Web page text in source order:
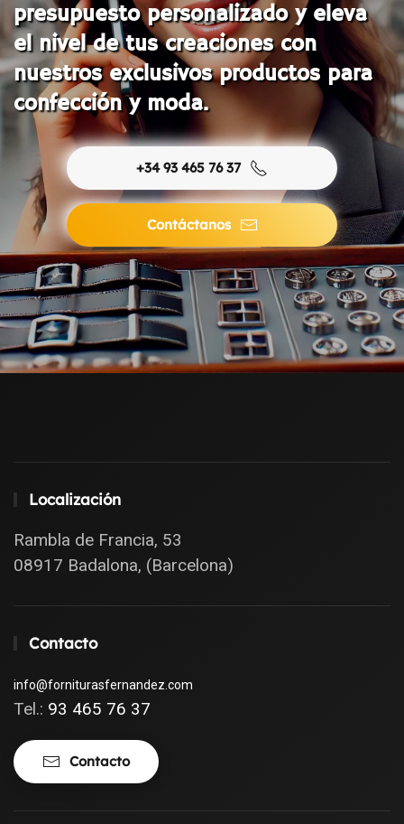
presupuesto personalizado y eleva
el nivel de tus creaciones con
nuestros exclusivos productos para
confección y moda.
+34 93 465 76 37
Contáctanos
Localización
Rambla de Francia, 53
08917 Badalona, (Barcelona)
Contacto
info@forniturasfernandez.com
Tel.: 93 465 76 37
Contacto